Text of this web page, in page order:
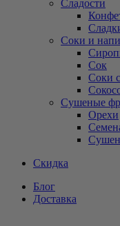
Сладости
Соки и
Сок
Соки
Сушеные
Орехи
Скидка
Блог
Доставка